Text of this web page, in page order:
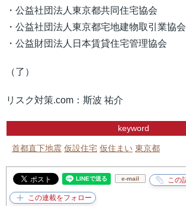
・公益社団法人東京都共同住宅協会
・公益社団法人東京都宅地建物取引業協会
・公益財団法人日本賃貸住宅管理協会
（了）
リスク対策.com：斯波 祐介
keyword
首都直下地震 仮設住宅 仮住まい 東京都
e-mail